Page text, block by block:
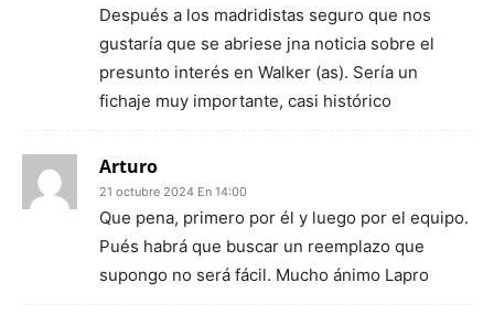
Después a los madridistas seguro que nos
gustaría que se abriese jna noticia sobre el
presunto interés en Walker (as). Sería un
fichaje muy importante, casi histórico
Arturo
21 octubre 2024 En 14:00
Que pena, primero por él y luego por el equipo.
Pués habrá que buscar un reemplazo que
supongo no será fácil. Mucho ánimo Lapro